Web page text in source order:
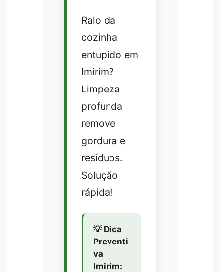
Ralo da
cozinha
entupido em
Imirim?
Limpeza
profunda
remove
gordura e
resíduos.
Solução
rápida!
💡 Dica
Preventi
va
Imirim: